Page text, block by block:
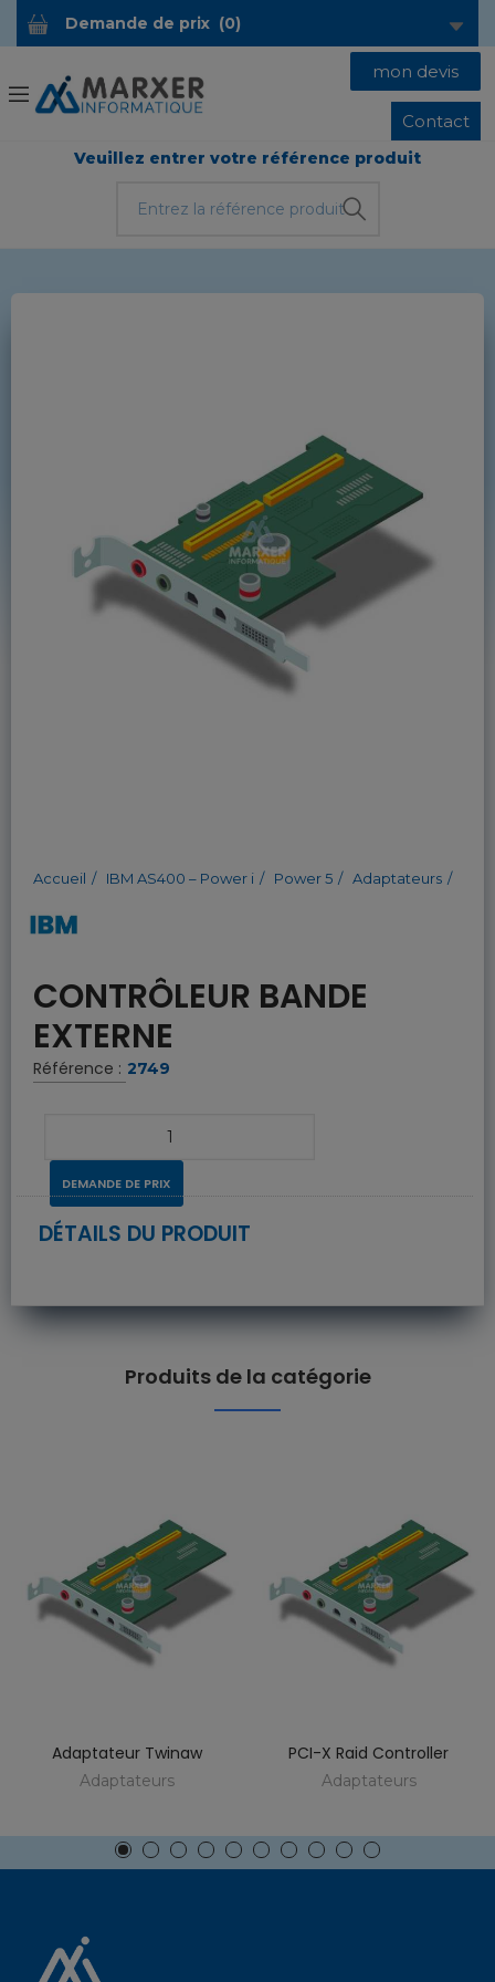
Demande de prix (0)
mon devis
Contact
Veuillez entrer votre référence produit
Accueil IBM AS400 – Power i Power 5 Adaptateurs
CONTRÔLEUR BANDE
EXTERNE
Référence : 2749
DEMANDE DE PRIX
DÉTAILS DU PRODUIT
Produits de la catégorie
Adaptateur Twinaw
Adaptateurs
PCI-X Raid Controller
Adaptateurs